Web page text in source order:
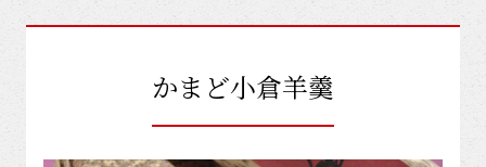
かまど小倉羊羹